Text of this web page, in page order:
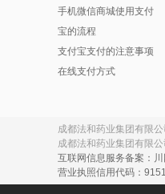
成都亨
成都华
成都九
成都青
成都森
成都市
成都市
手机微信商城使用支付
宝的流程
支付宝支付的注意事项
在线支付方式
成都法和药业集团有限公
成都法和药业集团有限公
互联网信息服务备案：
营业执照信用代码：